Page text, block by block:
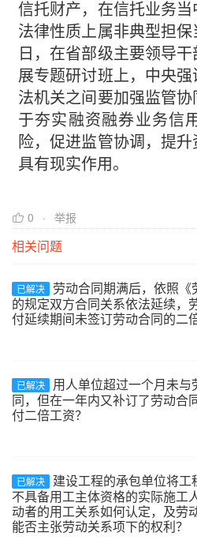
信托财产，在信托业务
法律性质上属非典型担
日，在省部级主要领导
展专题研讨班上，中央强
法机关之间要加强监管
于夯实融资融券业务信
险，促进监管协调，提
具有现实作用。
0 举报
相关问题
已解决
劳动合同期满后，依照
的规定双方合同关系依法延续，
付延续期间未签订劳动合同的二
已解决
用人单位超过一个月未
同，但在一年内又补订了劳动合
付二倍工资？
已解决
建设工程的承包单位将
不具备用工主体资格的实际施工
动者的用工关系如何认定，及劳
能否主张劳动关系项下的权利？